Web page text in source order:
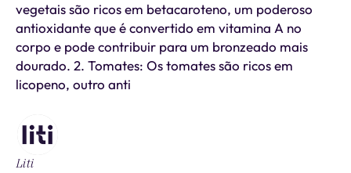
vegetais são ricos em betacaroteno, um poderoso
antioxidante que é convertido em vitamina A no
corpo e pode contribuir para um bronzeado mais
dourado. 2. Tomates: Os tomates são ricos em
licopeno, outro anti
Liti